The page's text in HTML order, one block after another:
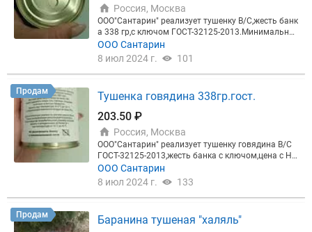
Россия, Москва
ООО"Сантарин" реализует тушенку В/С,жесть банк
а 338 гр,с ключом ГОСТ-32125-2013.Минимальны
й объем от 10 тонн и более.Производства России.
С УВ.Сергей Викторович.
ООО Сантарин
8 июл 2024 г.
101
Продам
Тушенка говядина 338гр.гост.
203.50 ₽
Россия, Москва
ООО"Сантарин" реализует тушенку говядина В/С
ГОСТ-32125-2013,жесть банка с ключом,цена с НД
С-203,50 руб.Минимальная партия от 10 тонн и б
олее.С УВ.Сергей Викторович.
ООО Сантарин
8 июл 2024 г.
133
Продам
Баранина тушеная "халяль"